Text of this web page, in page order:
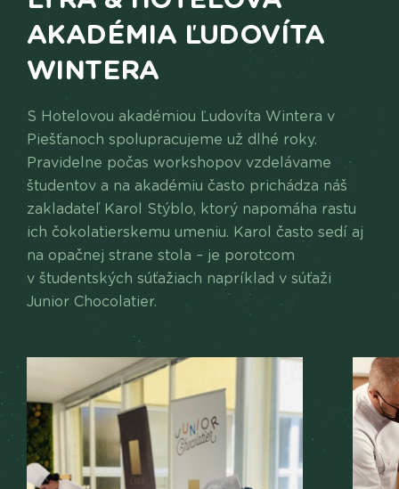
AKADÉMIA ĽUDOVÍTA
WINTERA
S Hotelovou akadémiou Ľudovíta Wintera v
Piešťanoch spolupracujeme už dlhé roky.
Pravidelne počas workshopov vzdelávame
študentov a na akadémiu často prichádza náš
zakladateľ Karol Stýblo, ktorý napomáha rastu
ich čokolatierskemu umeniu. Karol často sedí aj
na opačnej strane stola – je porotcom
v študentských súťažiach napríklad v súťaži
Junior Chocolatier.